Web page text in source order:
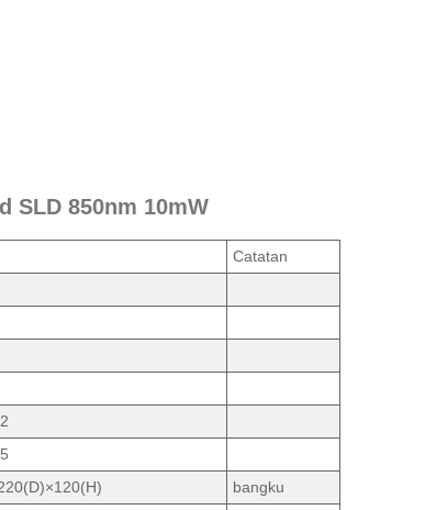
SLD 850nm 10mW
Catatan
bangku